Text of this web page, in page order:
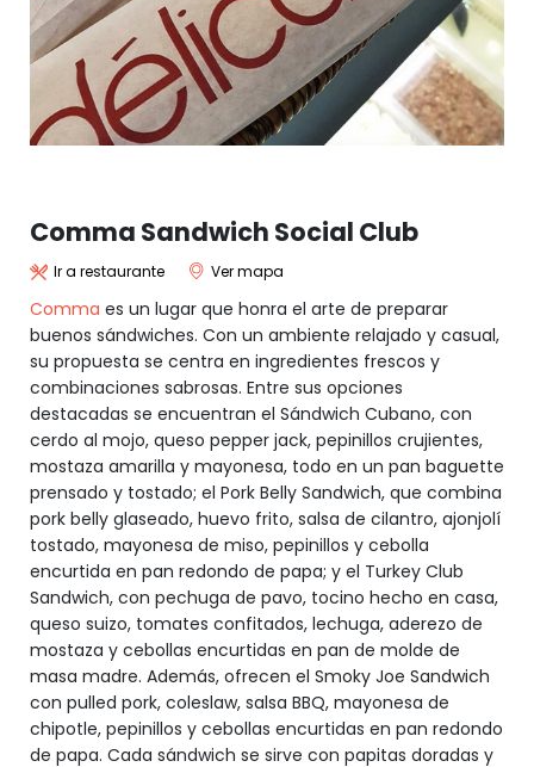
Comma Sandwich Social Club
Ir a restaurante Ver mapa
Comma es un lugar que honra el arte de preparar
buenos sándwiches. Con un ambiente relajado y casual,
su propuesta se centra en ingredientes frescos y
combinaciones sabrosas. Entre sus opciones
destacadas se encuentran el Sándwich Cubano, con
cerdo al mojo, queso pepper jack, pepinillos crujientes,
mostaza amarilla y mayonesa, todo en un pan baguette
prensado y tostado; el Pork Belly Sandwich, que combina
pork belly glaseado, huevo frito, salsa de cilantro, ajonjolí
tostado, mayonesa de miso, pepinillos y cebolla
encurtida en pan redondo de papa; y el Turkey Club
Sandwich, con pechuga de pavo, tocino hecho en casa,
queso suizo, tomates confitados, lechuga, aderezo de
mostaza y cebollas encurtidas en pan de molde de
masa madre. Además, ofrecen el Smoky Joe Sandwich
con pulled pork, coleslaw, salsa BBQ, mayonesa de
chipotle, pepinillos y cebollas encurtidas en pan redondo
de papa. Cada sándwich se sirve con papitas doradas y